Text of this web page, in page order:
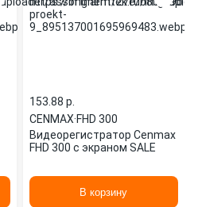
153.88 p.
CENMAX·FHD 300
Видеорегистратор Cenmax
FHD 300 с экраном SALE
В корзину